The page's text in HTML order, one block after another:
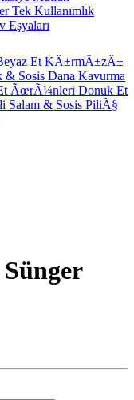
Tek Kullanımlık
Eşyaları
Et KÄ±rmÄ±zÄ±
& Sosis Dana Kavurma
ÃœrÃ¼nleri Donuk Et
Salam & Sosis PiliÃ§